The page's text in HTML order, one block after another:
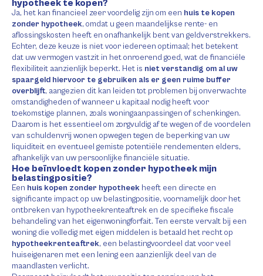
hypotheek te kopen?
Ja, het kan financieel zeer voordelig zijn om een huis te kopen
zonder hypotheek, omdat u geen maandelijkse rente- en
aflossingskosten heeft en onafhankelijk bent van geldverstrekkers.
Echter, deze keuze is niet voor iedereen optimaal; het betekent
dat uw vermogen vastzit in het onroerend goed, wat de financiële
flexibiliteit aanzienlijk beperkt. Het is niet verstandig om al uw
spaargeld hiervoor te gebruiken als er geen ruime buffer
overblijft, aangezien dit kan leiden tot problemen bij onverwachte
omstandigheden of wanneer u kapitaal nodig heeft voor
toekomstige plannen, zoals woningaanpassingen of schenkingen.
Daarom is het essentieel om zorgvuldig af te wegen of de voordelen
van schuldenvrij wonen opwegen tegen de beperking van uw
liquiditeit en eventueel gemiste potentiële rendementen elders,
afhankelijk van uw persoonlijke financiële situatie.
Hoe beïnvloedt kopen zonder hypotheek mijn
belastingpositie?
Een huis kopen zonder hypotheek heeft een directe en
significante impact op uw belastingpositie, voornamelijk door het
ontbreken van hypotheekrenteaftrek en de specifieke fiscale
behandeling van het eigenwoningforfait. Ten eerste vervalt bij een
woning die volledig met eigen middelen is betaald het recht op
hypotheekrenteaftrek, een belastingvoordeel dat voor veel
huiseigenaren met een lening een aanzienlijk deel van de
maandlasten verlicht.